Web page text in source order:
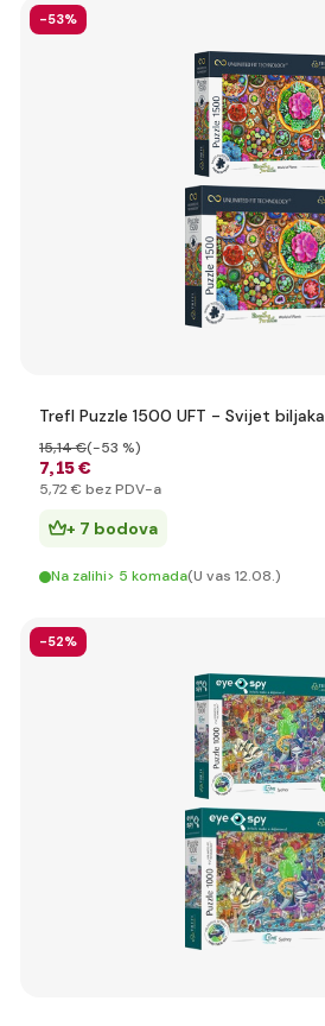
-53%
Trefl Puzzle 1500 UFT - Svijet biljaka
7,15 €
15,14 €(-53 %)
5,72 € bez PDV-a
+ 7 bodova
Na zalihi> 5 komada(U vas 12.08.)
-52%